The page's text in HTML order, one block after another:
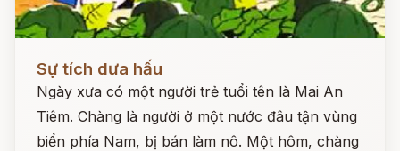
Sự tích dưa hấu
Ngày xưa có một người trẻ tuổi tên là Mai An
Tiêm. Chàng là người ở một nước đâu tận vùng
biển phía Nam, bị bán làm nô. Một hôm, chàng